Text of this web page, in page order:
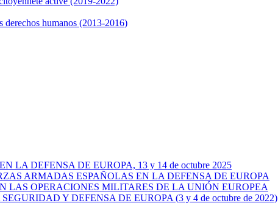
derechos humanos (2013-2016)
LA DEFENSA DE EUROPA, 13 y 14 de octubre 2025
ARMADAS ESPAÑOLAS EN LA DEFENSA DE EUROPA
LAS OPERACIONES MILITARES DE LA UNIÓN EUROPEA
Y DEFENSA DE EUROPA (3 y 4 de octubre de 2022)